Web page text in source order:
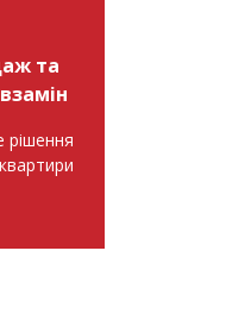
та
рішення